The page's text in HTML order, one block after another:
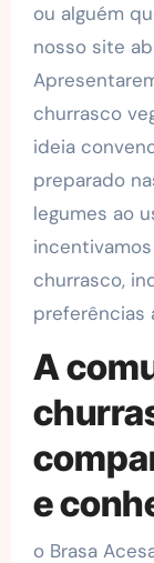
ou alguém
nosso site
churrasco
ideia
preparado
legumes ao
churrasco,
preferências
A
e
o Brasa